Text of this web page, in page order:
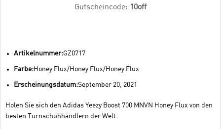
Gutscheincode: 10off
Artikelnummer:GZ0717
Farbe:Honey Flux/Honey Flux/Honey Flux
Erscheinungsdatum:September 20, 2021
Holen Sie sich den Adidas Yeezy Boost 700 MNVN Honey Flux von den
besten Turnschuhhändlern der Welt.